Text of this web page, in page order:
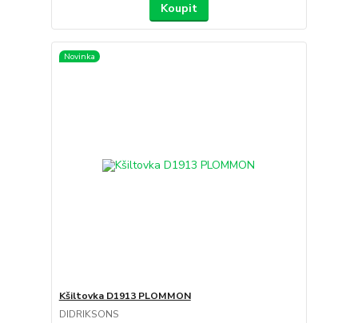
Koupit
Novinka
Kšiltovka D1913 PLOMMON
DIDRIKSONS